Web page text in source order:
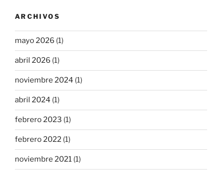
ARCHIVOS
mayo 2026 (1)
abril 2026 (1)
noviembre 2024 (1)
abril 2024 (1)
febrero 2023 (1)
febrero 2022 (1)
noviembre 2021 (1)